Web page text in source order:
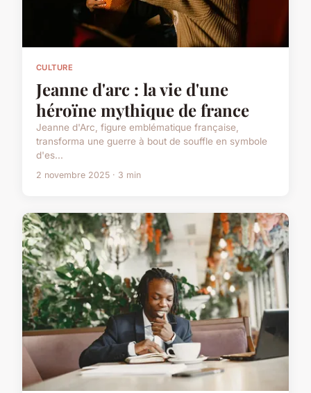
CULTURE
Jeanne d'arc : la vie d'une
héroïne mythique de france
Jeanne d'Arc, figure emblématique française,
transforma une guerre à bout de souffle en symbole
d'es...
2 novembre 2025 · 3 min